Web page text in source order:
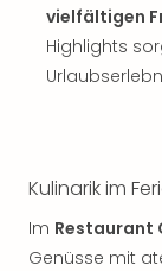
vielfältigen
Highlights
Kulinarik im
Im Restaurant
Genüsse mit